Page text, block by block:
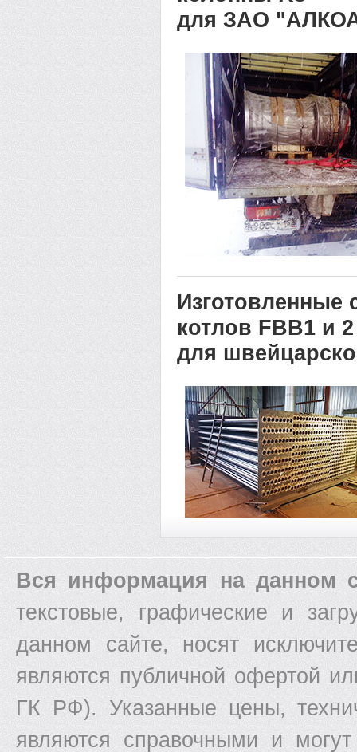
для ЗАО
Изготовленные
котлов FBB1 и 2
для
Вся информация на данном
текстовые, графические и
данном сайте, носят
являются публичной офертой
ГК РФ). Указанные цены,
являются справочными и